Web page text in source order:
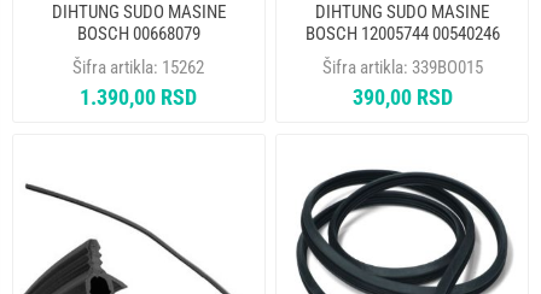
DIHTUNG SUDO MASINE
BOSCH 00668079
Šifra artikla: 15262
1.390,00 RSD
DIHTUNG SUDO MASINE
BOSCH 12005744 00540246
Šifra artikla: 339BO015
390,00 RSD